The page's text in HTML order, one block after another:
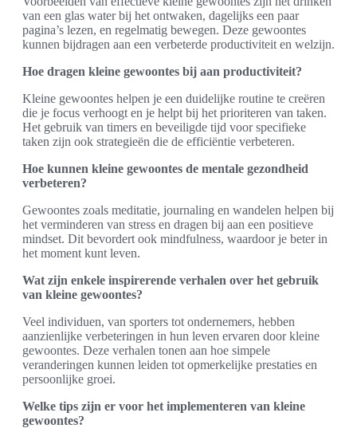
van een glas water bij het ontwaken, dagelijks een paar
pagina’s lezen, en regelmatig bewegen. Deze gewoontes
kunnen bijdragen aan een verbeterde productiviteit en welzijn.
Hoe dragen kleine gewoontes bij aan productiviteit?
Kleine gewoontes helpen je een duidelijke routine te creëren
die je focus verhoogt en je helpt bij het prioriteren van taken.
Het gebruik van timers en beveiligde tijd voor specifieke
taken zijn ook strategieën die de efficiëntie verbeteren.
Hoe kunnen kleine gewoontes de mentale gezondheid
verbeteren?
Gewoontes zoals meditatie, journaling en wandelen helpen bij
het verminderen van stress en dragen bij aan een positieve
mindset. Dit bevordert ook mindfulness, waardoor je beter in
het moment kunt leven.
Wat zijn enkele inspirerende verhalen over het gebruik
van kleine gewoontes?
Veel individuen, van sporters tot ondernemers, hebben
aanzienlijke verbeteringen in hun leven ervaren door kleine
gewoontes. Deze verhalen tonen aan hoe simpele
veranderingen kunnen leiden tot opmerkelijke prestaties en
persoonlijke groei.
Welke tips zijn er voor het implementeren van kleine
gewoontes?